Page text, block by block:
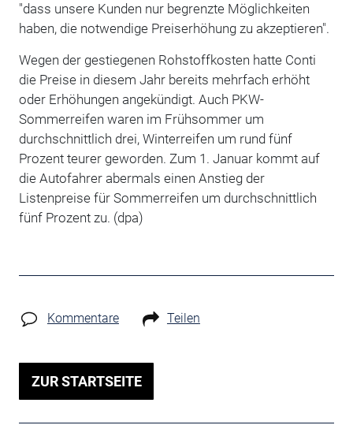
"dass unsere Kunden nur begrenzte Möglichkeiten
haben, die notwendige Preiserhöhung zu akzeptieren".
Wegen der gestiegenen Rohstoffkosten hatte Conti
die Preise in diesem Jahr bereits mehrfach erhöht
oder Erhöhungen angekündigt. Auch PKW-
Sommerreifen waren im Frühsommer um
durchschnittlich drei, Winterreifen um rund fünf
Prozent teurer geworden. Zum 1. Januar kommt auf
die Autofahrer abermals einen Anstieg der
Listenpreise für Sommerreifen um durchschnittlich
fünf Prozent zu. (dpa)
Kommentare Teilen
ZUR STARTSEITE